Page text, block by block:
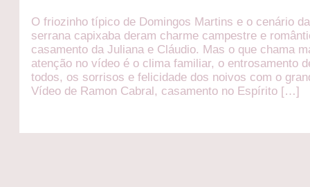
O friozinho típico de Domingos Martins e o cenário
serrana capixaba deram charme campestre e
casamento da Juliana e Cláudio. Mas o que chama
atenção no vídeo é o clima familiar, o entrosamento
todos, os sorrisos e felicidade dos noivos com o
Vídeo de Ramon Cabral, casamento no Espírito […]